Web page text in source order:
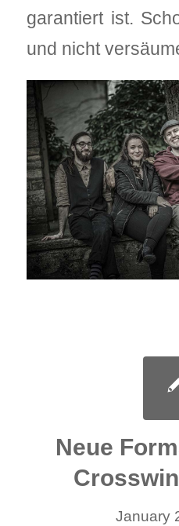
garantiert ist.
und nicht
Neue
January